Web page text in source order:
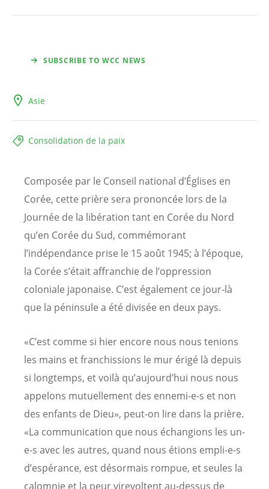
SUBSCRIBE TO WCC NEWS
Asie
Consolidation de la paix
Composée par le Conseil national d’Églises en
Corée, cette prière sera prononcée lors de la
Journée de la libération tant en Corée du Nord
qu’en Corée du Sud, commémorant
l’indépendance prise le 15 août 1945; à l’époque,
la Corée s’était affranchie de l’oppression
coloniale japonaise. C’est également ce jour-là
que la péninsule a été divisée en deux pays.
«C’est comme si hier encore nous nous tenions
les mains et franchissions le mur érigé là depuis
si longtemps, et voilà qu’aujourd’hui nous nous
appelons mutuellement des ennemi-e-s et non
des enfants de Dieu», peut-on lire dans la prière.
«La communication que nous échangions les un-
e-s avec les autres, quand nous étions empli-e-s
d’espérance, est désormais rompue, et seules la
calomnie et la peur virevoltent au-dessus de